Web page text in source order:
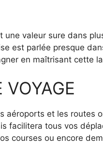
une valeur sure dans
est parlée presque
en maîtrisant cette
VOYAGE
aéroports et les
facilitera tous vos
courses ou encore